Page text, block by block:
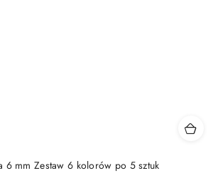
6 mm Zestaw 6 kolorów po 5 sztuk